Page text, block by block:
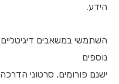
הידע.
השתמשי במשאבים דיגיטליים
נוספים
ישנם פורומים, סרטוני הדרכה